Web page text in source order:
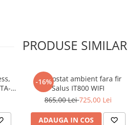
PRODUSE
-16%
Termostat ambient fara fir
Salus IT800 WIFI
865,00 Lei725,00 Lei
ADAUGA IN COS